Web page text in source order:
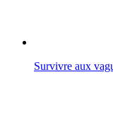
Survivre aux